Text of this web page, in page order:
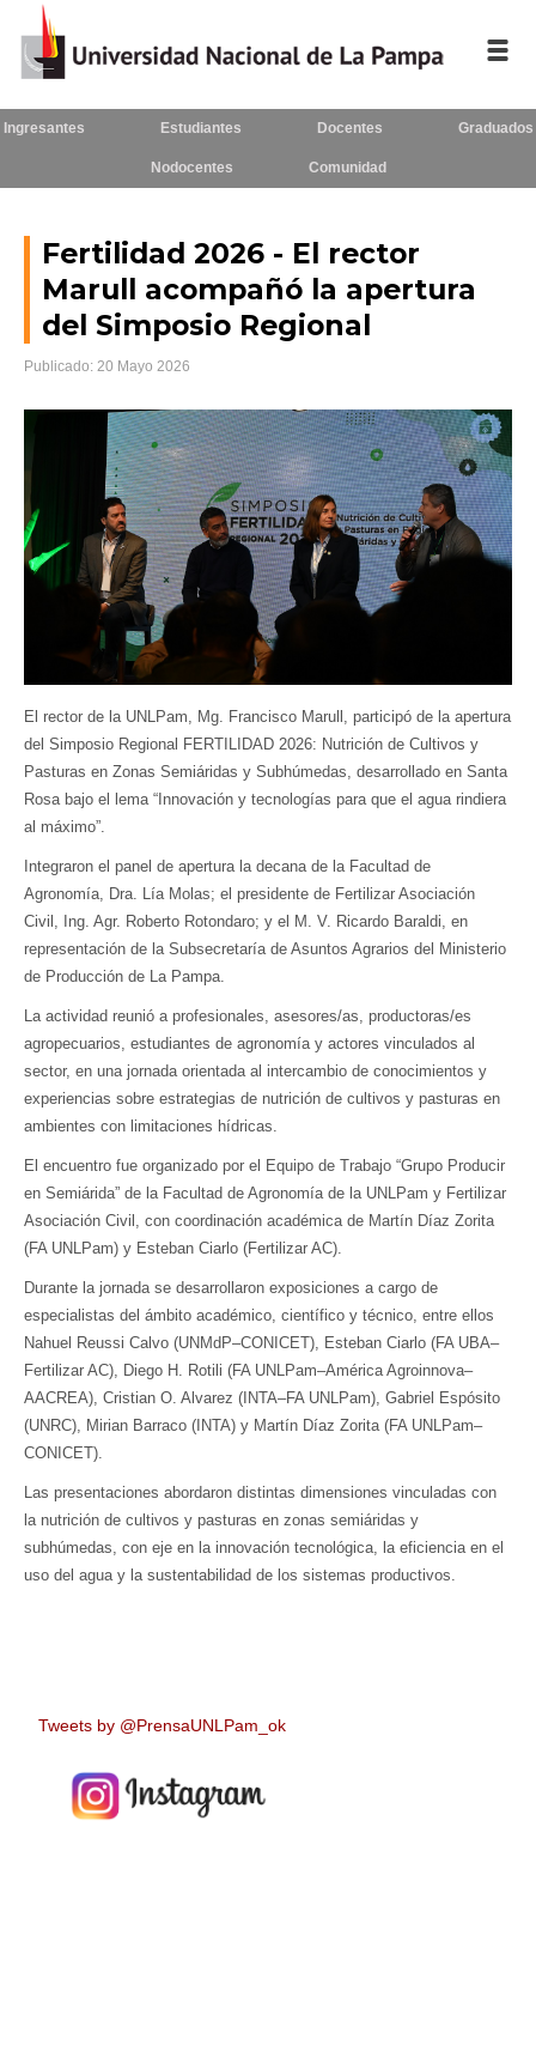
La UNLPam
Consejo Superior
Rectorado / Secretarías
Facultades
Seguínosen:
Ingresantes Estudiantes Docentes Graduados
Nodocentes Comunidad
Fertilidad 2026 - El rector
Marull acompañó la apertura
del Simposio Regional
Publicado: 20 Mayo 2026
El rector de la UNLPam, Mg. Francisco Marull, participó de la apertura
del Simposio Regional FERTILIDAD 2026: Nutrición de Cultivos y
Pasturas en Zonas Semiáridas y Subhúmedas, desarrollado en Santa
Rosa bajo el lema “Innovación y tecnologías para que el agua rindiera
al máximo”.
Integraron el panel de apertura la decana de la Facultad de
Agronomía, Dra. Lía Molas; el presidente de Fertilizar Asociación
Civil, Ing. Agr. Roberto Rotondaro; y el M. V. Ricardo Baraldi, en
representación de la Subsecretaría de Asuntos Agrarios del Ministerio
de Producción de La Pampa.
La actividad reunió a profesionales, asesores/as, productoras/es
agropecuarios, estudiantes de agronomía y actores vinculados al
sector, en una jornada orientada al intercambio de conocimientos y
experiencias sobre estrategias de nutrición de cultivos y pasturas en
ambientes con limitaciones hídricas.
El encuentro fue organizado por el Equipo de Trabajo “Grupo Producir
en Semiárida” de la Facultad de Agronomía de la UNLPam y Fertilizar
Asociación Civil, con coordinación académica de Martín Díaz Zorita
(FA UNLPam) y Esteban Ciarlo (Fertilizar AC).
Durante la jornada se desarrollaron exposiciones a cargo de
especialistas del ámbito académico, científico y técnico, entre ellos
Nahuel Reussi Calvo (UNMdP–CONICET), Esteban Ciarlo (FA UBA–
Fertilizar AC), Diego H. Rotili (FA UNLPam–América Agroinnova–
AACREA), Cristian O. Alvarez (INTA–FA UNLPam), Gabriel Espósito
(UNRC), Mirian Barraco (INTA) y Martín Díaz Zorita (FA UNLPam–
CONICET).
Las presentaciones abordaron distintas dimensiones vinculadas con
la nutrición de cultivos y pasturas en zonas semiáridas y
subhúmedas, con eje en la innovación tecnológica, la eficiencia en el
uso del agua y la sustentabilidad de los sistemas productivos.
Tweets by @PrensaUNLPam_ok